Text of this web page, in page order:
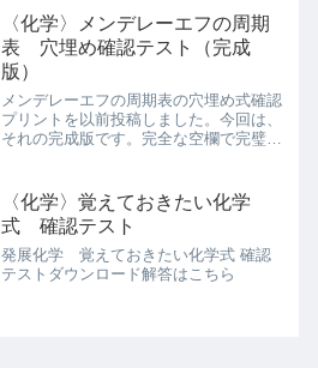
〈化学〉メンデレーエフの周期
表 穴埋め確認テスト（完成
版）
メンデレーエフの周期表の穴埋め式確認
プリントを以前投稿しました。今回は、
それの完成版です。完全な空欄で完璧に
周期表テスト〈完成版〉ダウンロード解
答はこちら
〈化学〉覚えておきたい化学
式 確認テスト
発展化学 覚えておきたい化学式 確認
テストダウンロード解答はこちら